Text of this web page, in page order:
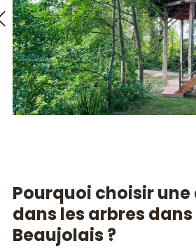
Pourquoi choisir
dans les arbres dans
Beaujolais ?